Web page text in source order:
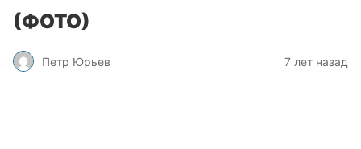
(ФОТО)
Петр Юрьев 7 лет назад